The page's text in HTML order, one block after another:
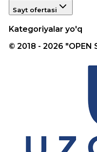
Sayt ofertasi
Kategoriyalar yo'q
© 2018 - 2026 "OPEN